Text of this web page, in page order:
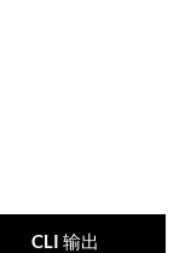
CLI 输出